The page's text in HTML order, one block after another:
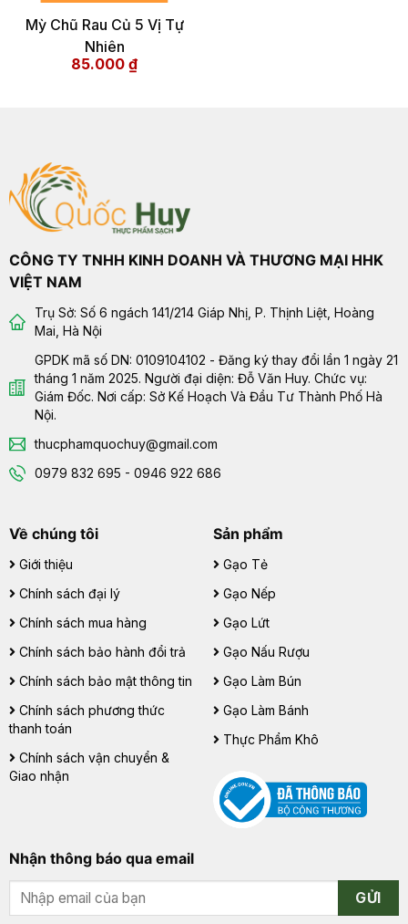
Mỳ Chũ Rau Củ 5 Vị Tự
Nhiên
85.000 ₫
CÔNG TY TNHH KINH DOANH VÀ THƯƠNG MẠI HHK
VIỆT NAM
Trụ Sở: Số 6 ngách 141/214 Giáp Nhị, P. Thịnh Liệt, Hoàng
Mai, Hà Nội
GPDK mã số DN: 0109104102 - Đăng ký thay đổi lần 1 ngày 21
tháng 1 năm 2025. Người đại diện: Đỗ Văn Huy. Chức vụ:
Giám Đốc. Nơi cấp: Sở Kế Hoạch Và Đầu Tư Thành Phố Hà
Nội.
thucphamquochuy@gmail.com
0979 832 695 - 0946 922 686
Về chúng tôi
Giới thiệu
Chính sách đại lý
Chính sách mua hàng
Chính sách bảo hành đổi trả
Chính sách bảo mật thông tin
Chính sách phương thức
thanh toán
Chính sách vận chuyển &
Giao nhận
Sản phẩm
Gạo Tẻ
Gạo Nếp
Gạo Lứt
Gạo Nấu Rượu
Gạo Làm Bún
Gạo Làm Bánh
Thực Phẩm Khô
Nhận thông báo qua email
GỬI